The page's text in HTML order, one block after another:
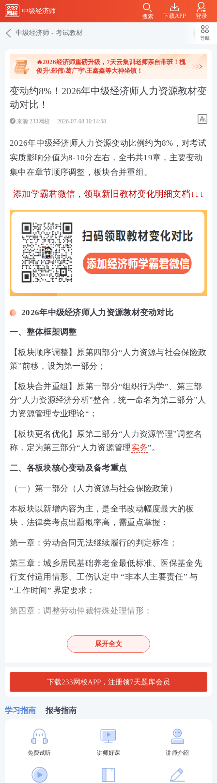
中级经济师
下载APP 登录
搜索
中级经济师 - 考试教材
导航
🔥2026经济师重磅升级，7天云集训老师亲自带班！槐
俊升\郑伟\葛广宇\王鑫鑫等大神坐镇！
变动约8%！2026年中级经济师人力资源教材变
动对比！
来源:233网校 2026-07-08 10:14:58
2026年中级经济师人力资源变动比例约为8%，对考试
实质影响分值为8-10分左右，全书共19章，主要变动
集中在章节顺序调整，板块合并重组。
添加学霸君微信，领取新旧教材变化明细文档↓↓↓
2026年中级经济师人力资源教材变动对比
一、整体框架调整
【板块顺序调整】原第四部分“人力资源与社会保险政
策”前移，设为第一部分；
【板块合并重组】原第一部分“组织行为学”、第三部
分“人力资源经济分析”整合，统一命名为第二部分”人
力资源管理专业理论“；
【板块更名优化】原第二部分“人力资源管理”调整名
称，定为第三部分“人力资源管理实务”。
二、各板块核心变动及备考重点
（一）第一部分（人力资源与社会保险政策）
本板块以新增内容为主，是全书改动幅度最大的板
块，法律类考点出题概率高，需重点掌握：
第一章：劳动合同无法继续履行的判定标准；
第三章：城乡居民基础养老金最低标准、医保基金先
行支付适用情形、工伤认定中 “非本人主要责任” 与
“工作时间” 界定要求；
第四章：调整劳动仲裁特殊处理情形；
奖励”相关奖项规定。
整体以内容优化精简为主，核心关注点：第八章领导
第十五章：履历分析统一更名，改为 “传记资料分
析”；
第十六章【核心重点】：战略性绩效管理考点相关内
展开全文
下载233网校APP，注册领7天题库会员
学习指南 报考指南
免费试听 讲师好课 讲师介绍